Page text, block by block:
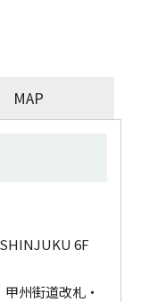
MAP
6F
州街道改札・